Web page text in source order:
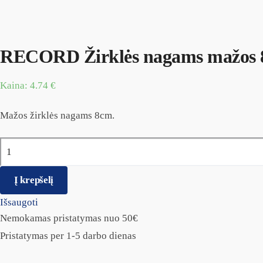
RECORD Žirklės nagams mažos
Kaina: 4.74 €
Mažos žirklės nagams 8cm.
Į krepšelį
Išsaugoti
Nemokamas pristatymas nuo 50€
Pristatymas per 1-5 darbo dienas